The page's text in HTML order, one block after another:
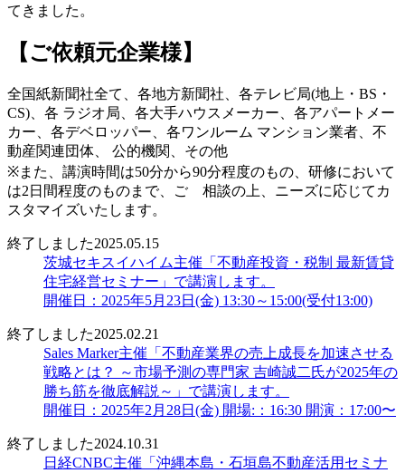
てきました。
【ご依頼元企業様】
全国紙新聞社全て、各地方新聞社、各テレビ局(地上・BS・
CS)、各 ラジオ局、各大手ハウスメーカー、各アパートメー
カー、各デベロッパー、各ワンルーム マンション業者、不
動産関連団体、 公的機関、その他
※また、講演時間は50分から90分程度のもの、研修において
は2日間程度のものまで、ご゙相談の上、ニーズに応じてカ
スタマイズいたします。
終了しました2025.05.15
茨城セキスイハイム主催「不動産投資・税制 最新賃貸
住宅経営セミナー」で講演します。
開催日：2025年5月23日(金) 13:30～15:00(受付13:00)
終了しました2025.02.21
Sales Marker主催「不動産業界の売上成長を加速させる
戦略とは？ ～市場予測の専門家 吉崎誠二氏が2025年の
勝ち筋を徹底解説～」で講演します。
開催日：2025年2月28日(金) 開場:：16:30 開演：17:00〜
終了しました2024.10.31
日経CNBC主催「沖縄本島・石垣島不動産活用セミナ